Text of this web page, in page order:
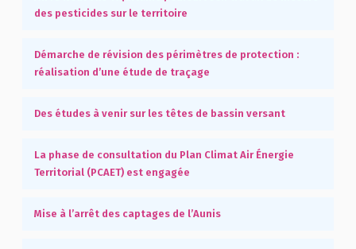
des pesticides sur le territoire
Démarche de révision des périmètres de protection :
réalisation d’une étude de traçage
Des études à venir sur les têtes de bassin versant
La phase de consultation du Plan Climat Air Énergie
Territorial (PCAET) est engagée
Mise à l’arrêt des captages de l’Aunis